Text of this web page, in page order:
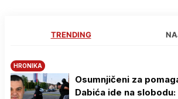
TRENDING
HRONIKA
Osumnjičeni za
Dabića ide na